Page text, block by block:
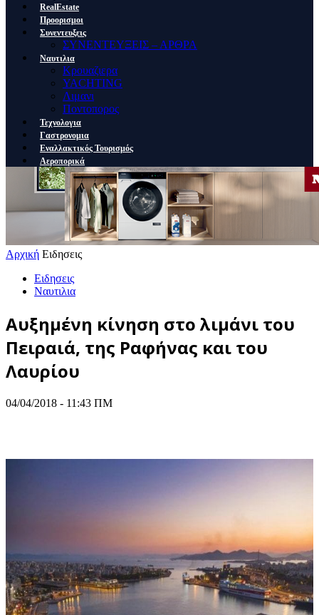
RealEstate
Προορισμοι
Συνεντευξεις
ΣΥΝΕΝΤΕΥΞΕΙΣ – ΑΡΘΡΑ
Ναυτιλια
Κρουαζιερα
YACHTING
Λιμανι
Ποντοπορος
Τεχνολογια
Γαστρονομια
Εναλλακτικός Τουρισμός
Αεροπορικά
Αρχική Ειδησεις
Ειδησεις
Ναυτιλια
Αυξημένη κίνηση στο λιμάνι του
Πειραιά, της Ραφήνας και του
Λαυρίου
04/04/2018 - 11:43 ΠΜ